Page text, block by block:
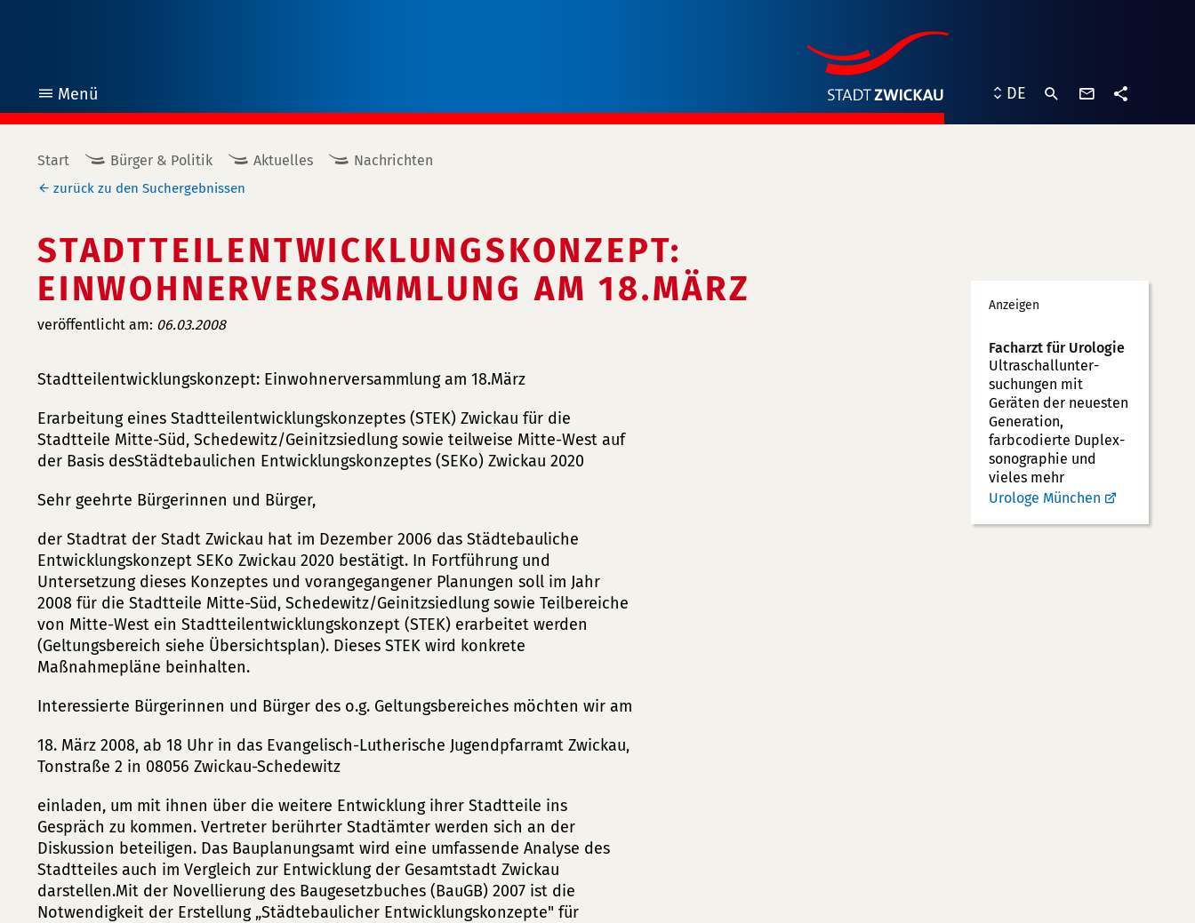
Menü
öffnen
DE
Start Bürger & Politik Aktuelles Nachrichten
zurück zu den Suchergebnissen
STADTTEILENTWICKLUNGSKONZEPT:
EINWOHNERVERSAMMLUNG AM 18.MÄRZ
veröffentlicht am: 06.03.2008
Stadtteilentwicklungskonzept: Einwohnerversammlung am 18.März
Erarbeitung eines Stadtteilentwicklungskonzeptes (STEK) Zwickau für die
Stadtteile Mitte-Süd, Schedewitz/Geinitzsiedlung sowie teilweise Mitte-West auf
der Basis desStädtebaulichen Entwicklungskonzeptes (SEKo) Zwickau 2020
Sehr geehrte Bürgerinnen und Bürger,
der Stadtrat der Stadt Zwickau hat im Dezember 2006 das Städtebauliche
Entwicklungskonzept SEKo Zwickau 2020 bestätigt. In Fortführung und
Untersetzung dieses Konzeptes und vorangegangener Planungen soll im Jahr
2008 für die Stadtteile Mitte-Süd, Schedewitz/Geinitzsiedlung sowie Teilbereiche
von Mitte-West ein Stadtteilentwicklungskonzept (STEK) erarbeitet werden
(Geltungsbereich siehe Übersichtsplan). Dieses STEK wird konkrete
Maßnahmepläne beinhalten.
Interessierte Bürgerinnen und Bürger des o.g. Geltungsbereiches möchten wir am
18. März 2008, ab 18 Uhr in das Evangelisch-Lutherische Jugendpfarramt Zwickau,
Tonstraße 2 in 08056 Zwickau-Schedewitz
einladen, um mit ihnen über die weitere Entwicklung ihrer Stadtteile ins
Gespräch zu kommen. Vertreter berührter Stadtämter werden sich an der
Diskussion beteiligen. Das Bauplanungsamt wird eine umfassende Analyse des
Stadtteiles auch im Vergleich zur Entwicklung der Gesamtstadt Zwickau
darstellen.Mit der Novellierung des Baugesetzbuches (BauGB) 2007 ist die
Notwendigkeit der Erstellung „Städtebaulicher Entwicklungskonzepte" für
Werbung
Anzeigen
Facharzt für Urologie
Ultraschallunter­
suchungen mit
Geräten der neuesten
Generation,
farbcodierte Duplex­
sonographie und
vieles mehr
Urologe München